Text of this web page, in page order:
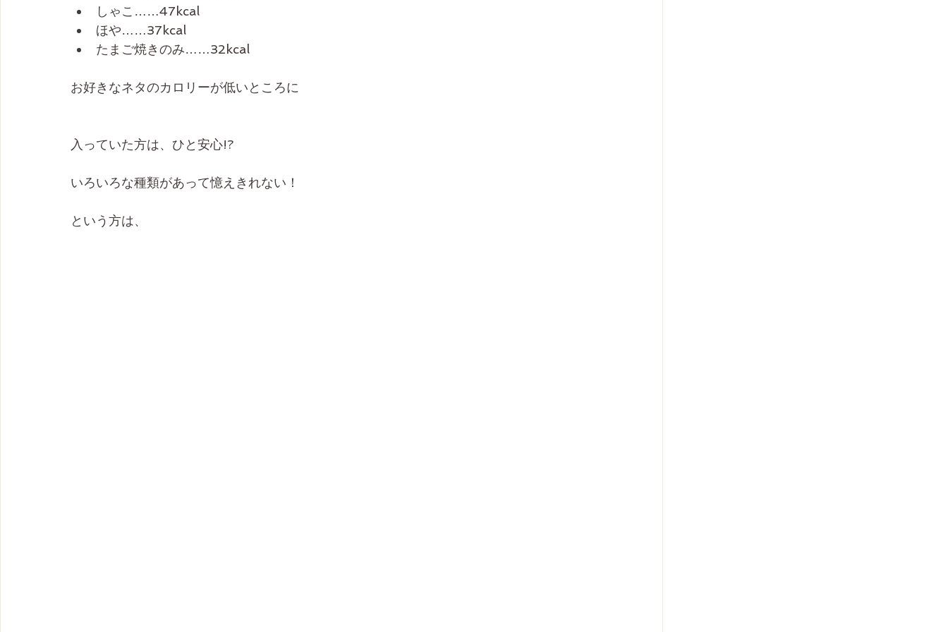
しゃこ……47kcal
ほや……37kcal
たまご焼きのみ……32kcal
お好きなネタのカロリーが低いところに
入っていた方は、ひと安心!?
いろいろな種類があって憶えきれない！
という方は、